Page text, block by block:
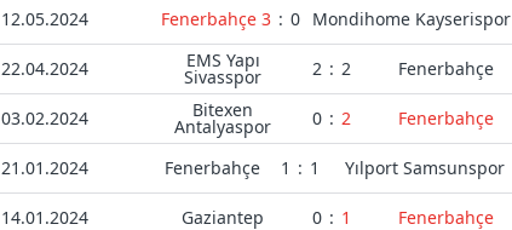
12.05.2024 Fenerbahçe 3 : 0 Mondihome Kayserispor
22.04.2024 EMS Yapı
Sivasspor 2 : 2 Fenerbahçe
03.02.2024 Bitexen
Antalyaspor 0 : 2 Fenerbahçe
21.01.2024 Fenerbahçe 1 : 1 Yılport Samsunspor
14.01.2024 Gaziantep 0 : 1 Fenerbahçe